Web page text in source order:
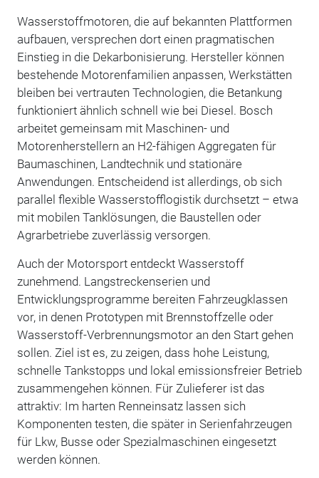
Wasserstoffmotoren, die auf bekannten Plattformen
aufbauen, versprechen dort einen pragmatischen
Einstieg in die Dekarbonisierung. Hersteller können
bestehende Motorenfamilien anpassen, Werkstätten
bleiben bei vertrauten Technologien, die Betankung
funktioniert ähnlich schnell wie bei Diesel. Bosch
arbeitet gemeinsam mit Maschinen- und
Motorenherstellern an H2-fähigen Aggregaten für
Baumaschinen, Landtechnik und stationäre
Anwendungen. Entscheidend ist allerdings, ob sich
parallel flexible Wasserstofflogistik durchsetzt – etwa
mit mobilen Tanklösungen, die Baustellen oder
Agrarbetriebe zuverlässig versorgen.
Auch der Motorsport entdeckt Wasserstoff
zunehmend. Langstreckenserien und
Entwicklungsprogramme bereiten Fahrzeugklassen
vor, in denen Prototypen mit Brennstoffzelle oder
Wasserstoff-Verbrennungsmotor an den Start gehen
sollen. Ziel ist es, zu zeigen, dass hohe Leistung,
schnelle Tankstopps und lokal emissionsfreier Betrieb
zusammengehen können. Für Zulieferer ist das
attraktiv: Im harten Renneinsatz lassen sich
Komponenten testen, die später in Serienfahrzeugen
für Lkw, Busse oder Spezialmaschinen eingesetzt
werden können.